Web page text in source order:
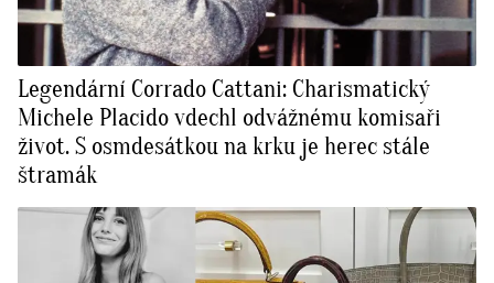
Legendární Corrado Cattani: Charismatický
Michele Placido vdechl odvážnému komisaři
život. S osmdesátkou na krku je herec stále
štramák